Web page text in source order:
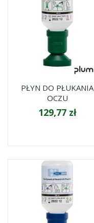
PŁYN DO PŁUKANIA
OCZU
129,77 zł